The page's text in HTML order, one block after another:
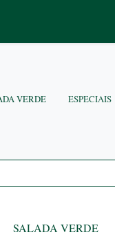
VERDE ESPECIAIS
SALADA VERDE